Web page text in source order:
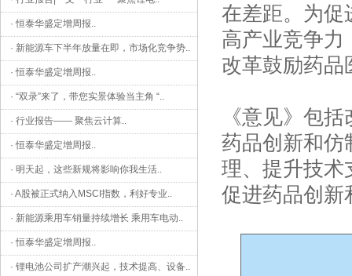
·恒泰华盛定增周报..
· 新能源车下半年放量在即，市场化竞争势..
·恒泰华盛定增周报..
· “双录”来了，带您实景体验当主角 “..
· 行业报告—— 聚焦云计算..
·恒泰华盛定增周报..
· 明天起，这些新规将影响你我生活..
· A股被正式纳入MSCI指数，利好专业..
· 新能源乘用车销量持续增长 乘用车电动..
·恒泰华盛定增周报..
· 锂电池公司扩产潮兴起，技术提高、设备..
在差距。为促
高产业竞争力
改革鼓励药品
《意见》包
药品创新和仿
理、提升技
促进药品创新